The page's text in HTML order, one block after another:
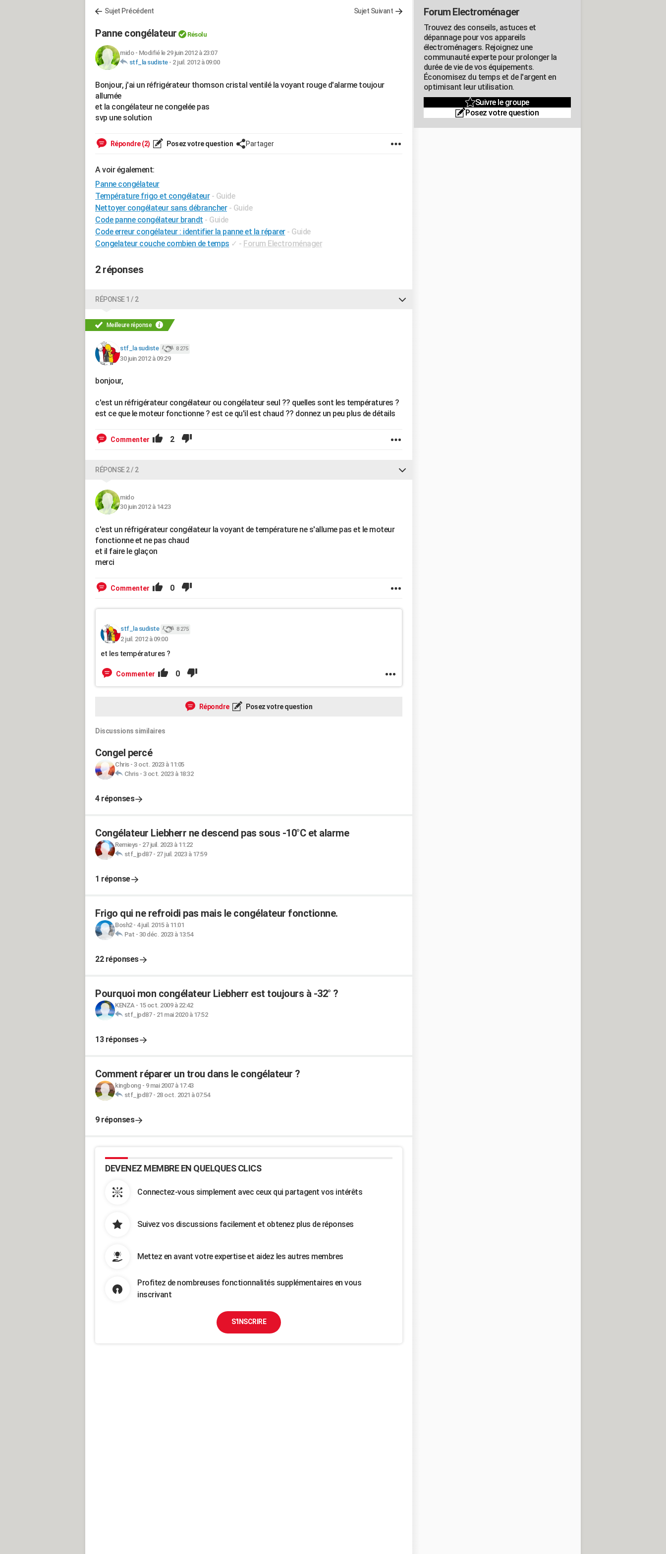
Sujet Précédent Sujet Suivant
Panne congélateur Résolu
mido- Modifié le 29 juin 2012 à 23:07
stf_la sudiste- 2 juil. 2012 à 09:00
Bonjour, j'ai un réfrigérateur thomson cristal ventilé la voyant rouge d'alarme toujour
allumée
et la congélateur ne congelée pas
svp une solution
Répondre (2) Posez votre question Partager
A voir également:
Panne congélateur
Température frigo et congélateur - Guide
Nettoyer congélateur sans débrancher - Guide
Code panne congélateur brandt - Guide
Code erreur congélateur : identifier la panne et la réparer - Guide
Congelateur couche combien de temps ✓ - Forum Electroménager
2 réponses
RÉPONSE 1 / 2
Meilleure réponse
stf_la sudiste 8 275
30 juin 2012 à 09:29
bonjour,
c'est un réfrigérateur congélateur ou congélateur seul ?? quelles sont les températures ?
est ce que le moteur fonctionne ? est ce qu'il est chaud ?? donnez un peu plus de détails
Commenter 2
RÉPONSE 2 / 2
mido
30 juin 2012 à 14:23
c'est un réfrigérateur congélateur la voyant de température ne s'allume pas et le moteur
fonctionne et ne pas chaud
et il faire le glaçon
merci
Commenter 0
stf_la sudiste 8 275
2 juil. 2012 à 09:00
et les températures ?
Commenter 0
Répondre Posez votre question
Discussions similaires
Congel percé
Chris- 3 oct. 2023 à 11:05
Chris- 3 oct. 2023 à 18:32
4 réponses
Congélateur Liebherr ne descend pas sous -10°C et alarme
Remieys- 27 juil. 2023 à 11:22
stf_jpd87- 27 juil. 2023 à 17:59
1 réponse
Frigo qui ne refroidi pas mais le congélateur fonctionne.
Bosh2- 4 juil. 2015 à 11:01
Pat - 30 déc. 2023 à 13:54
22 réponses
Pourquoi mon congélateur Liebherr est toujours à -32° ?
KENZA- 15 oct. 2009 à 22:42
stf_jpd87- 21 mai 2020 à 17:52
13 réponses
Comment réparer un trou dans le congélateur ?
kingbong - 9 mai 2007 à 17:43
stf_jpd87- 28 oct. 2021 à 07:54
9 réponses
DEVENEZ MEMBRE EN QUELQUES CLICS
Connectez-vous simplement avec ceux qui partagent vos intérêts
Suivez vos discussions facilement et obtenez plus de réponses
Mettez en avant votre expertise et aidez les autres membres
Profitez de nombreuses fonctionnalités supplémentaires en vous
inscrivant
S'INSCRIRE
Forum Electroménager
Trouvez des conseils, astuces et
dépannage pour vos appareils
électroménagers. Rejoignez une
communauté experte pour prolonger la
durée de vie de vos équipements.
Économisez du temps et de l'argent en
optimisant leur utilisation.
Suivre le groupe
Posez votre question